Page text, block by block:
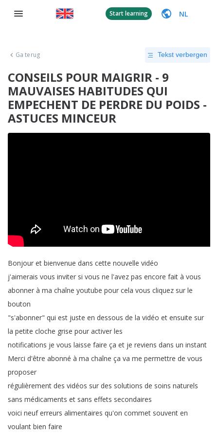
Start learning NL
Ga terug Tekst verbergen
CONSEILS POUR MAIGRIR - 9
MAUVAISES HABITUDES QUI
EMPECHENT DE PERDRE DU POIDS -
ASTUCES MINCEUR
Bonjour et bienvenue dans cette nouvelle vidéo
j'aimerais vous inviter si vous ne l'avez pas encore fait à vous
abonner à ma chaîne youtube pour cela vous cliquez sur le
bouton
"s'abonner" qui est juste en dessous de la vidéo et ensuite sur
la petite cloche grise pour activer les
notifications je vous laisse faire ça et je reviens dans un instant
Merci d'être abonné à ma chaîne ça va me permettre de vous
proposer
régulièrement des vidéos sur des solutions de soins naturels
sans médicaments et sans effets secondaires
voici neuf erreurs alimentaires qu'on commet souvent en
voulant bien faire